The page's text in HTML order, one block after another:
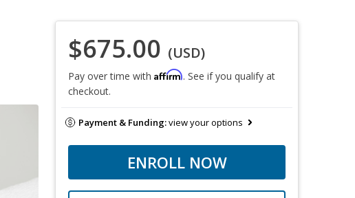
$675.00 (USD)
Pay over time with Affirm. See if you qualify at
checkout.
Payment & Funding:view your options
ENROLL NOW